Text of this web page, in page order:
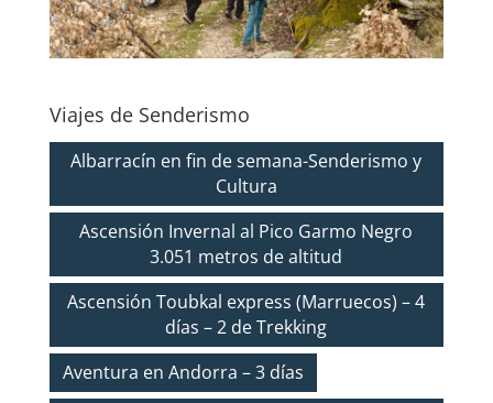
Viajes de Senderismo
Albarracín en fin de semana-Senderismo y
Cultura
Ascensión Invernal al Pico Garmo Negro
3.051 metros de altitud
Ascensión Toubkal express (Marruecos) – 4
días – 2 de Trekking
Aventura en Andorra – 3 días